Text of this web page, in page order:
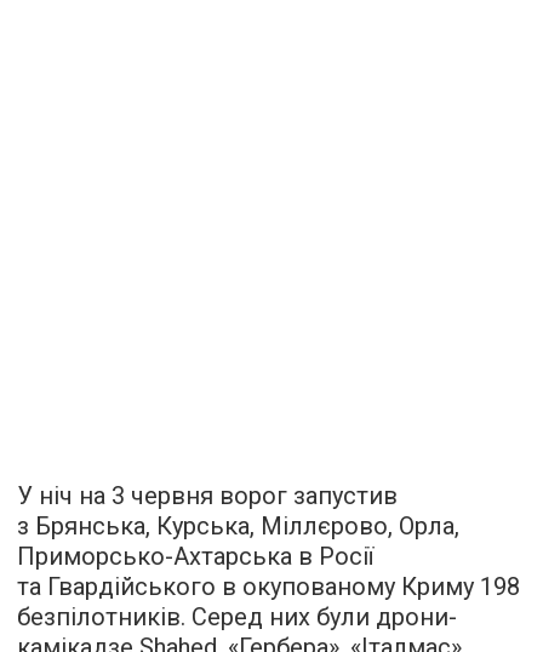
У ніч на 3 червня ворог запустив
з Брянська, Курська, Міллєрово, Орла,
Приморсько-Ахтарська в Росії
та Гвардійського в окупованому Криму 198
безпілотників. Серед них були дрони-